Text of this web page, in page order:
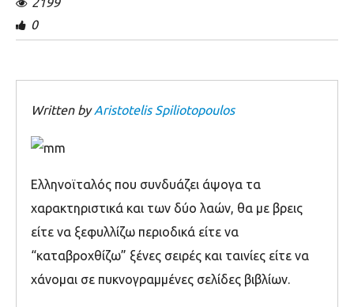
0
Written byAristotelis Spiliotopoulos
Ελληνοϊταλός που συνδυάζει άψογα τα
χαρακτηριστικά και των δύο λαών, θα με βρεις
είτε να ξεφυλλίζω περιοδικά είτε να
“καταβροχθίζω” ξένες σειρές και ταινίες είτε να
χάνομαι σε πυκνογραμμένες σελίδες βιβλίων.